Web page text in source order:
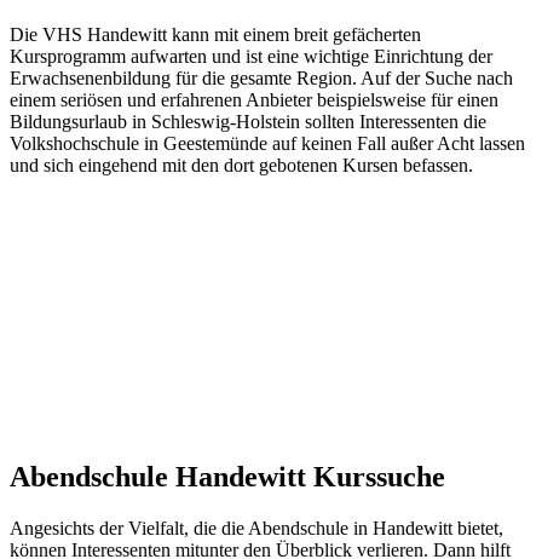
Die VHS Handewitt kann mit einem breit gefächerten
Kursprogramm aufwarten und ist eine wichtige Einrichtung der
Erwachsenenbildung für die gesamte Region. Auf der Suche nach
einem seriösen und erfahrenen Anbieter beispielsweise für einen
Bildungsurlaub in Schleswig-Holstein sollten Interessenten die
Volkshochschule in Geestemünde auf keinen Fall außer Acht lassen
und sich eingehend mit den dort gebotenen Kursen befassen.
Abendschule Handewitt Kurssuche
Angesichts der Vielfalt, die die Abendschule in Handewitt bietet,
können Interessenten mitunter den Überblick verlieren. Dann hilft